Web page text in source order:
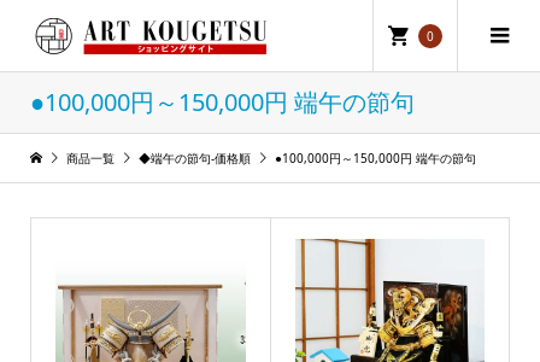
0
●100,000円～150,000円 端午の節句
商品一覧 ◆端午の節句-価格順 ●100,000円～150,000円 端午の節句